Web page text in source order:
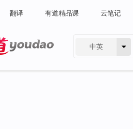
翻译 有道精品课 云笔记
中英